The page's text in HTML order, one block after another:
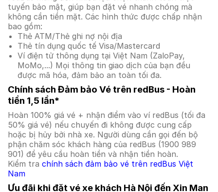
tuyến bảo mật, giúp bạn đặt vé nhanh chóng mà
không cần tiền mặt. Các hình thức được chấp nhận
bao gồm:
Thẻ ATM/Thẻ ghi nợ nội địa
Thẻ tín dụng quốc tế Visa/Mastercard
Ví điện tử thông dụng tại Việt Nam (ZaloPay,
MoMo,...) Mọi thông tin giao dịch của bạn đều
được mã hóa, đảm bảo an toàn tối đa.
Chính sách Đảm bảo Vé trên redBus - Hoàn
tiền 1,5 lần*
Hoàn 100% giá vé + nhận điểm vào ví redBus (tối đa
50% giá vé) nếu chuyến đi không được cung cấp
hoặc bị hủy bởi nhà xe. Người dùng cần gọi đến bộ
phận chăm sóc khách hàng của redBus (1900 989
901) để yêu cầu hoàn tiền và nhận tiền hoàn.
Kiểm tra chính sách đảm bảo vé trên redBus Việt
Nam
Ưu đãi khi đặt vé xe khách Hà Nội đến Xin Man